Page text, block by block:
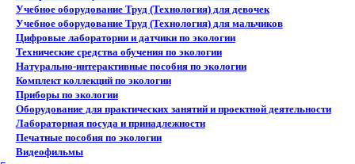
Учебное оборудование Труд (Технология) для девочек
Учебное оборудование Труд (Технология) для мальчиков
Цифровые лаборатории и датчики по экологии
Технические средства обучения по экологии
Натурально-интерактивные пособия по экологии
Комплект коллекций по экологии
Приборы по экологии
Оборудование для практических занятий и проектной деятельности
Лабораторная посуда и принадлежности
Печатные пособия по экологии
Видеофильмы